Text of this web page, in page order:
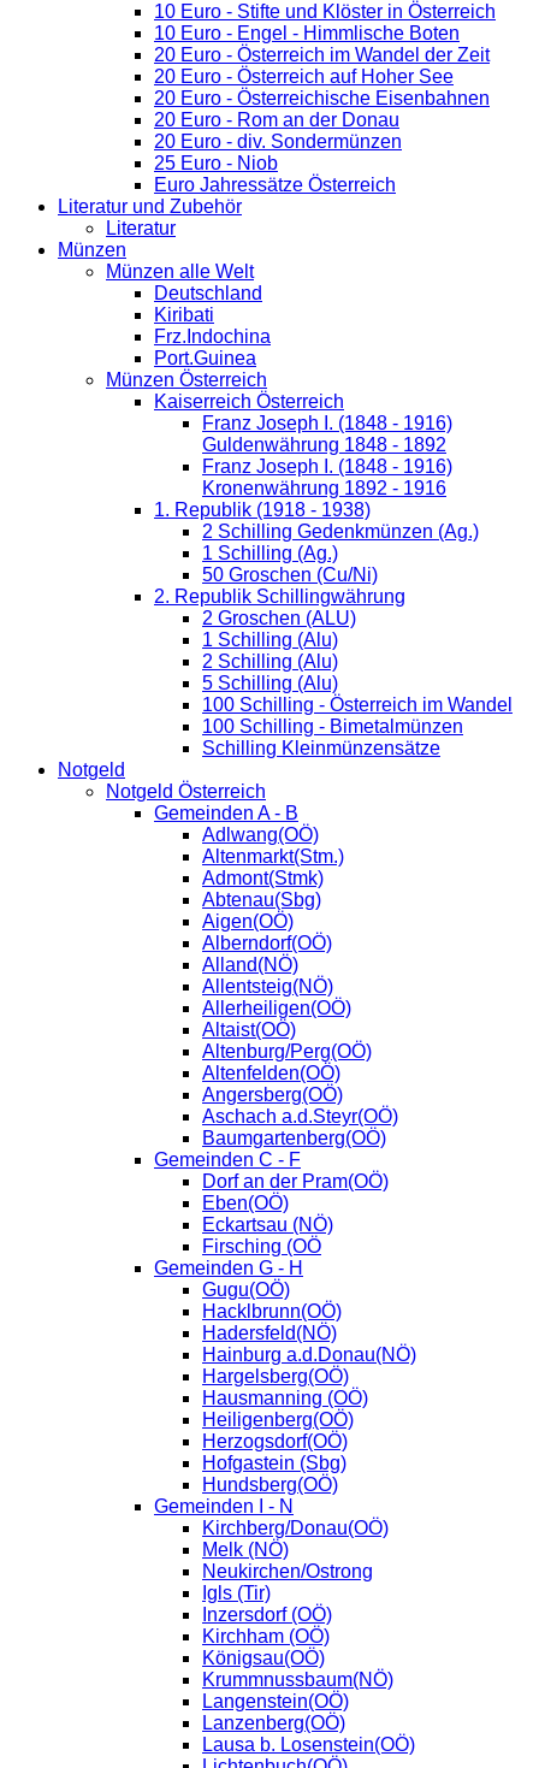
10 Euro - Stifte und Klöster in Österreich
10 Euro - Engel - Himmlische Boten
20 Euro - Österreich im Wandel der Zeit
20 Euro - Österreich auf Hoher See
20 Euro - Österreichische Eisenbahnen
20 Euro - Rom an der Donau
20 Euro - div. Sondermünzen
25 Euro - Niob
Euro Jahressätze Österreich
Literatur und Zubehör
Literatur
Münzen
Münzen alle Welt
Deutschland
Kiribati
Frz.Indochina
Port.Guinea
Münzen Österreich
Kaiserreich Österreich
Franz Joseph I. (1848 - 1916)
Guldenwährung 1848 - 1892
Franz Joseph I. (1848 - 1916)
Kronenwährung 1892 - 1916
1. Republik (1918 - 1938)
2 Schilling Gedenkmünzen (Ag.)
1 Schilling (Ag.)
50 Groschen (Cu/Ni)
2. Republik Schillingwährung
2 Groschen (ALU)
1 Schilling (Alu)
2 Schilling (Alu)
5 Schilling (Alu)
100 Schilling - Österreich im Wandel
100 Schilling - Bimetalmünzen
Schilling Kleinmünzensätze
Notgeld
Notgeld Österreich
Gemeinden A - B
Adlwang(OÖ)
Altenmarkt(Stm.)
Admont(Stmk)
Abtenau(Sbg)
Aigen(OÖ)
Alberndorf(OÖ)
Alland(NÖ)
Allentsteig(NÖ)
Allerheiligen(OÖ)
Altaist(OÖ)
Altenburg/Perg(OÖ)
Altenfelden(OÖ)
Angersberg(OÖ)
Aschach a.d.Steyr(OÖ)
Baumgartenberg(OÖ)
Gemeinden C - F
Dorf an der Pram(OÖ)
Eben(OÖ)
Eckartsau (NÖ)
Firsching (OÖ
Gemeinden G - H
Gugu(OÖ)
Hacklbrunn(OÖ)
Hadersfeld(NÖ)
Hainburg a.d.Donau(NÖ)
Hargelsberg(OÖ)
Hausmanning (OÖ)
Heiligenberg(OÖ)
Herzogsdorf(OÖ)
Hofgastein (Sbg)
Hundsberg(OÖ)
Gemeinden I - N
Kirchberg/Donau(OÖ)
Melk (NÖ)
Neukirchen/Ostrong
Igls (Tir)
Inzersdorf (OÖ)
Kirchham (OÖ)
Königsau(OÖ)
Krummnussbaum(NÖ)
Langenstein(OÖ)
Lanzenberg(OÖ)
Lausa b. Losenstein(OÖ)